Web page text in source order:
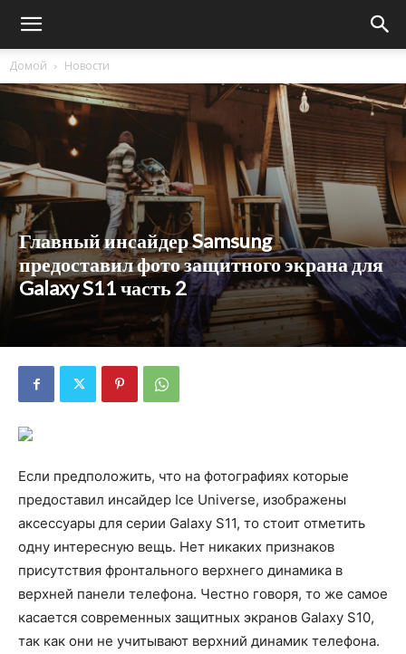
Домой Новости
Главный инсайдер Samsung
предоставил фото защитного экрана для
Galaxy S11 часть 2
Если предположить, что на фотографиях которые
предоставил инсайдер Ice Universe, изображены
аксессуары для серии Galaxy S11, то стоит отметить
одну интересную вещь. Нет никаких признаков
присутствия фронтального верхнего динамика в
верхней панели телефона. Честно говоря, то же самое
касается современных защитных экранов Galaxy S10,
так как они не учитывают верхний динамик телефона.